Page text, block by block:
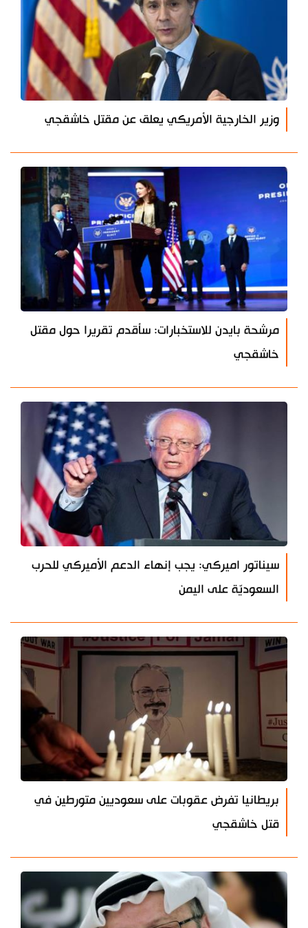
وزير الخارجية الأمريكي يعلق عن مقتل خاشقجي
مرشحة بايدن للاستخبارات: سأقدم تقريرا حول مقتل
خاشقجي
سيناتور اميركي: يجب إنهاء الدعم الأميركي للحرب
السعوديّة على اليمن
بريطانيا تفرض عقوبات على سعوديين متورطين في
قتل خاشقجي